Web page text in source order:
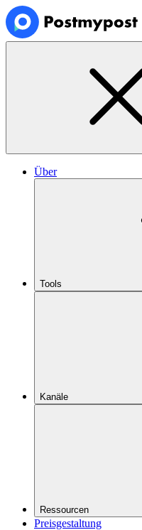
Über
Tools
Kanäle
Ressourcen
Preisgestaltung